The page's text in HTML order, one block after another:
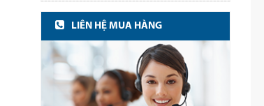
LIÊN HỆ MUA HÀNG